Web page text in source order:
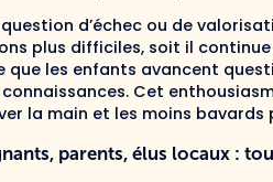
question d’échec ou de
plus difficiles, soit il
que les enfants avancent
Cet
la main et les moins
parents, élus locaux :